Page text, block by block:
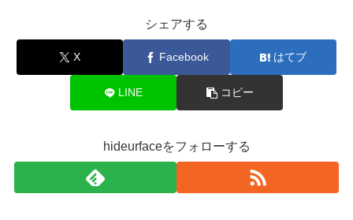
シェアする
X Facebook はてブ
LINE コピー
hideurfaceをフォローする